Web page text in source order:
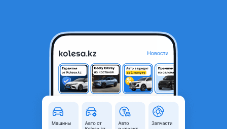
Volkswagen Passat 2013 года
Ежемесячный платёж